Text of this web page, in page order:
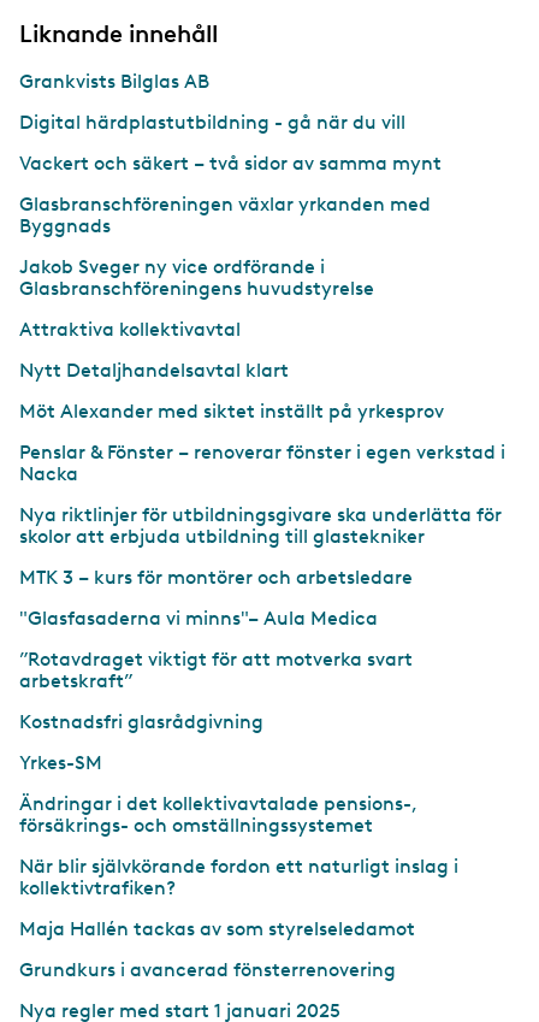
Liknande innehåll
Grankvists Bilglas AB
Digital härdplastutbildning - gå när du vill
Vackert och säkert – två sidor av samma mynt
Glasbranschföreningen växlar yrkanden med
Byggnads
Jakob Sveger ny vice ordförande i
Glasbranschföreningens huvudstyrelse
Attraktiva kollektivavtal
Nytt Detaljhandelsavtal klart
Möt Alexander med siktet inställt på yrkesprov
Penslar & Fönster – renoverar fönster i egen verkstad i
Nacka
Nya riktlinjer för utbildningsgivare ska underlätta för
skolor att erbjuda utbildning till glastekniker
MTK 3 – kurs för montörer och arbetsledare
"Glasfasaderna vi minns"– Aula Medica
”Rotavdraget viktigt för att motverka svart
arbetskraft”
Kostnadsfri glasrådgivning
Yrkes-SM
Ändringar i det kollektiv­avtalade pensions-,
försäkrings- och omställningssystemet
När blir självkörande fordon ett naturligt inslag i
kollektivtrafiken?
Maja Hallén tackas av som styrelseledamot
Grundkurs i avancerad fönsterrenovering
Nya regler med start 1 januari 2025